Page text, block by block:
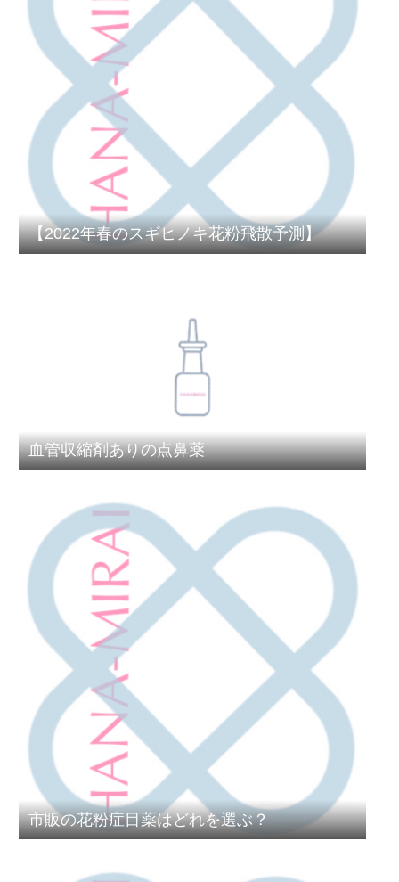
【2022年春のスギヒノキ花粉飛散予測】
血管収縮剤ありの点鼻薬
市販の花粉症目薬はどれを選ぶ？